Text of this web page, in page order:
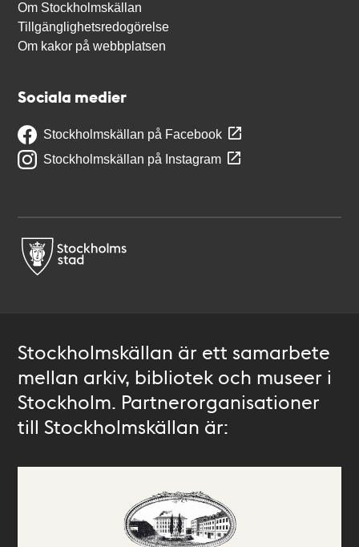
Om Stockholmskällan
Tillgänglighetsredogörelse
Om kakor på webbplatsen
Sociala medier
Stockholmskällan på Facebook
Stockholmskällan på Instagram
Stockholmskällan är ett samarbete
mellan arkiv, bibliotek och museer i
Stockholm. Partnerorganisationer
till Stockholmskällan är: